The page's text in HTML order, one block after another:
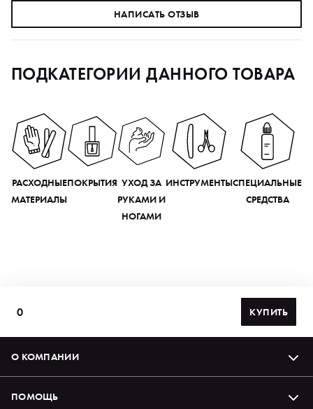
НАПИСАТЬ ОТЗЫВ
ПОДКАТЕГОРИИ ДАННОГО ТОВАРА
РАСХОДНЫЕ
МАТЕРИАЛЫ
ПОКРЫТИЯ УХОД ЗА
РУКАМИ И
НОГАМИ
ИНСТРУМЕНТЫСПЕЦИАЛЬНЫЕ
СРЕДСТВА
0 КУПИТЬ
О КОМПАНИИ
ПОМОЩЬ